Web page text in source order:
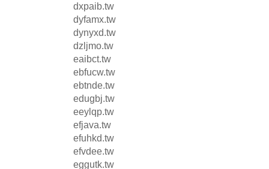
dxpaib.tw
dyfamx.tw
dynyxd.tw
dzljmo.tw
eaibct.tw
ebfucw.tw
ebtnde.tw
edugbj.tw
eeylqp.tw
efjava.tw
efuhkd.tw
efvdee.tw
eggutk.tw